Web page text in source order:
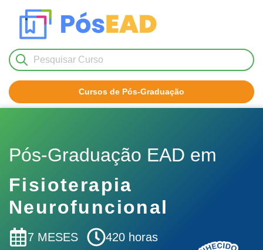
Cursos de Pós-Graduação
Pós-Graduação EAD em
Fisioterapia
Neurofuncional
7 MESES 420 horas